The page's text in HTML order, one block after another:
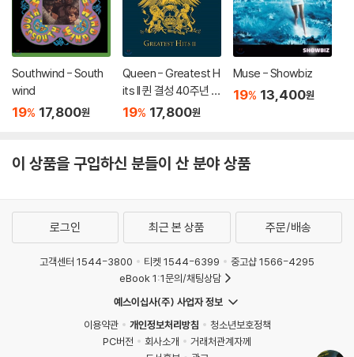
에 있다면, 그 당시의 크로스오버는 의도적인 것이 아니라 포크 록과 연결
된 하나의 굵은 음악적 흐름이었기 때문이다. 뒤돌아보면, 팝 크로스오버
로 전향하기 이전의 케니 로저스(Kenny Rogers)와 올리비아 뉴튼 존(O
livia Newton-John), 비교적 정통파에 속하는 크리스탈 게일(Crystal
Gayle) 등은 분명 컨트리 팝이었음에도 당시 국내에서 큰 인기를 모았었
다. 결국 이런 기록은 한국의 음악 팬들이 버터 냄새 강한 목소리가 아니라
면 대중성만 갖추면 충분히 환영한다는 것을 의미하며, 그 분위기 속에서
r to Alice]처럼 본토에서의 아티스트의 커리어와는 별개로 긴 생명력을
그렇다고 해서 제이 디 사우더를 단순히 노래 한 곡 잘 만들어 반짝 본토에
서 인기를 얻었던 원 히트 원더(One-Hit-Wonder)라고 착각하지는 말
자. 그는 분명히 1970년대에 미국이라는 한계를 넘어 세계적으로 알려졌
던 컨트리 록의 흐름의 한 축을 담당했던 중요한 뮤지션 중 한 명이었기 때
문이다. 앞서 말한 대로 그와 끈끈한 유대를 맺은 음악적 동지들이 바로 이
dt)였으며, 비록 솔로 히트곡으로서는 나머지 동료들의 명성에 따라가진
못했지만 그도 70년대부터 80년대 중반까지 총 4장의 솔로 앨범을 발표
Southwind - South
wind
19% 17,800원
Queen - Greatest H
its II 퀸 결성 40주년 기
념 히트곡 모음 2집
19% 17,800원
Muse - Showbiz
19% 13,400원
이 상품을 구입하신 분들이 산 분야 상품
로그인 최근 본 상품 주문/배송
고객센터 1544-3800 티켓 1544-6399
중고샵 1566-4295
eBook 1:1문의/채팅상담
예스이십사(주) 사업자 정보
이용약관
개인정보처리방침
청소년보호정책
PC버전
회사소개
거래처관계자께